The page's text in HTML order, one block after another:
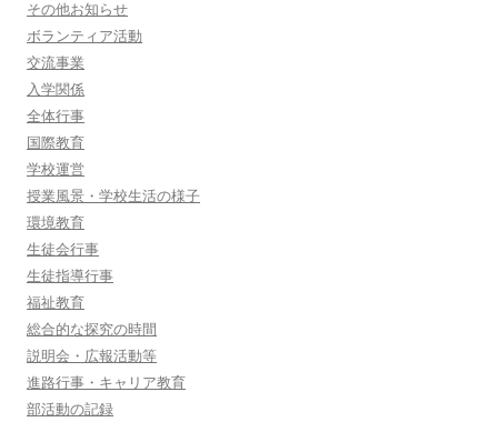
その他お知らせ
ボランティア活動
交流事業
入学関係
全体行事
国際教育
学校運営
授業風景・学校生活の様子
環境教育
生徒会行事
生徒指導行事
福祉教育
総合的な探究の時間
説明会・広報活動等
進路行事・キャリア教育
部活動の記録